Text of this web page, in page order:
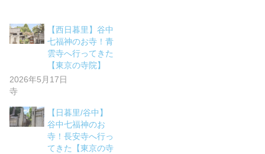
【西日暮里】谷中
七福神のお寺！青
雲寺へ行ってきた
【東京の寺院】
2026年5月17日
寺
【日暮里/谷中】
谷中七福神のお
寺！長安寺へ行っ
てきた【東京の寺